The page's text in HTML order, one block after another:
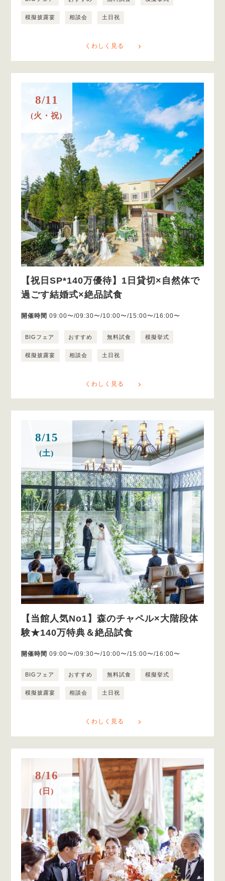
模擬披露宴 相談会 土日祝
くわしく見る
8/11
(火・祝)
【祝日SP*140万優待】1日貸切×自然体で
過ごす結婚式×絶品試食
開催時間 09:00〜/09:30〜/10:00〜/15:00〜/16:00〜
BIGフェア おすすめ 無料試食 模擬挙式
模擬披露宴 相談会 土日祝
くわしく見る
8/15
(土)
【当館人気No1】森のチャペル×大階段体
験★140万特典＆絶品試食
開催時間 09:00〜/09:30〜/10:00〜/15:00〜/16:00〜
BIGフェア おすすめ 無料試食 模擬挙式
模擬披露宴 相談会 土日祝
くわしく見る
8/16
(日)